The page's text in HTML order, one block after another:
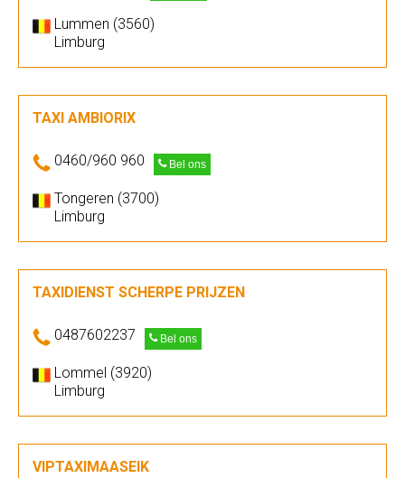
Lummen (3560)
Limburg
TAXI AMBIORIX
0460/960 960 Bel ons
Tongeren (3700)
Limburg
TAXIDIENST SCHERPE PRIJZEN
0487602237 Bel ons
Lommel (3920)
Limburg
VIPTAXIMAASEIK